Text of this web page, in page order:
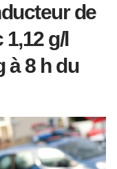
de
g/l
à 8 h du